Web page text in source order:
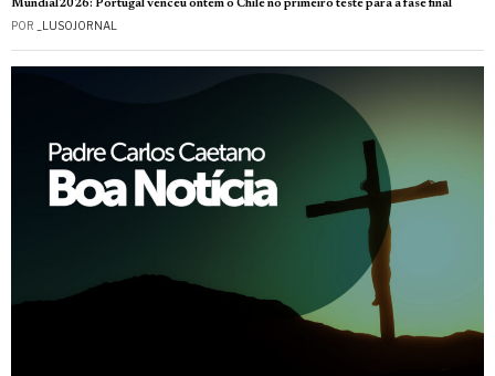
Mundial2026: Portugal venceu ontem o Chile no primeiro teste para a fase final
POR _LUSOJORNAL